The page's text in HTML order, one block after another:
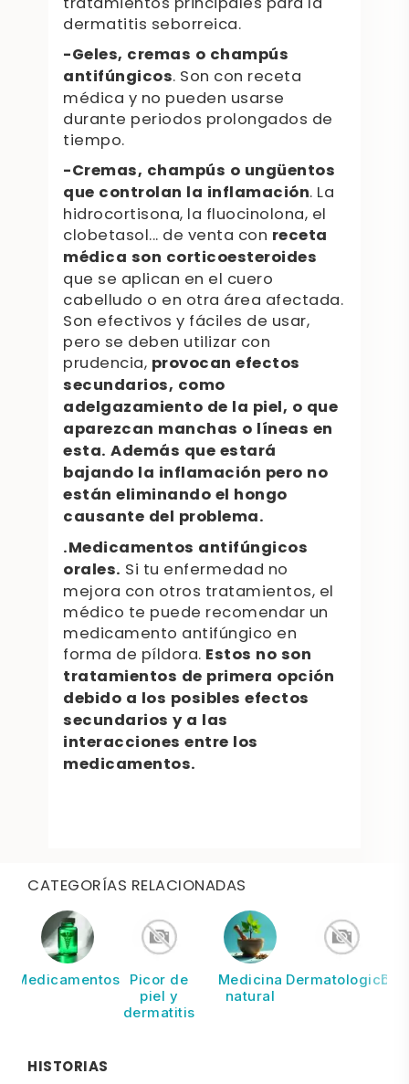
dermatitis seborreica.
-Geles, cremas o champús
antifúngicos. Son con receta
médica y no pueden usarse
durante periodos prolongados de
tiempo.
-Cremas, champús o ungüentos
que controlan la inflamación. La
hidrocortisona, la fluocinolona, el
clobetasol... de venta con receta
médica son corticoesteroides
que se aplican en el cuero
cabelludo o en otra área afectada.
Son efectivos y fáciles de usar,
pero se deben utilizar con
prudencia, provocan efectos
secundarios, como
adelgazamiento de la piel, o que
aparezcan manchas o líneas en
esta. Además que estará
bajando la inflamación pero no
están eliminando el hongo
causante del problema.
.Medicamentos antifúngicos
orales. Si tu enfermedad no
mejora con otros tratamientos, el
médico te puede recomendar un
medicamento antifúngico en
forma de píldora. Estos no son
tratamientos de primera opción
debido a los posibles efectos
secundarios y a las
interacciones entre los
medicamentos.
CATEGORÍAS RELACIONADAS
Medicamentos
Picor de
piel y
dermatitis
Medicina
natural
Dermatologicos
HISTORIAS